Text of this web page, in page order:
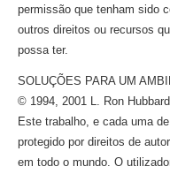
permissão que tenham sido
outros direitos ou recursos
possa ter.
SOLUÇÕES PARA UM
© 1994, 2001 L. Ron
Este trabalho, e cada uma
protegido por direitos de
em todo o mundo. O